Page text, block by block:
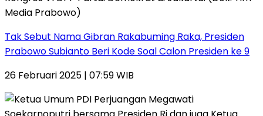
Tak Sebut Nama Gibran Rakabuming Raka, Presiden
Prabowo Subianto Beri Kode Soal Calon Presiden ke 9
26 Februari 2025 | 07:59 WIB